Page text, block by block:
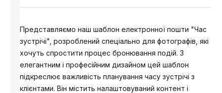
Представляємо наш шаблон електронної пошти "Час
зустрічі", розроблений спеціально для фотографів, які
хочуть спростити процес бронювання подій. З
елегантним і професійним дизайном цей шаблон
підкреслює важливість планування часу зустрічі з
клієнтами. Він містить налаштовуваний контент і